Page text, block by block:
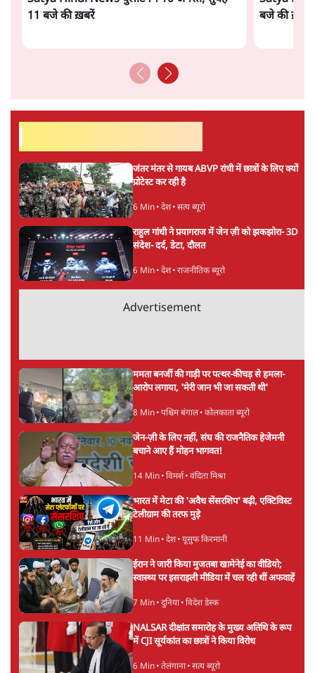
11 बजे की ख़बरें
बजे की ख़बरें
जंतर मंतर से गायब ABVP रांची में छात्रों के लिए क्यों
प्रोटेस्ट कर रही है
6 Min• देश• सत्य ब्यूरो
राहुल गांधी ने प्रयागराज में जेन ज़ी को झकझोरा- 3D
संदेश- दर्द, डेटा, दौलत
6 Min• देश• राजनीतिक ब्यूरो
Advertisement
ममता बनर्जी की गाड़ी पर पत्थर-कीचड़ से हमला-
आरोप लगाया, 'मेरी जान भी जा सकती थी'
8 Min• पश्चिम बंगाल• कोलकाता ब्यूरो
जेन-ज़ी के लिए नहीं, संघ की राजनैतिक हेजेमनी
बचाने आए हैं मोहन भागवत!
14 Min• विमर्श• वंदिता मिश्रा
भारत में मेटा की 'अवैध सेंसरशिप' बढ़ी, एक्टिविस्ट
टेलीग्राम की तरफ मुड़े
11 Min• देश• यूसुफ किरमानी
ईरान ने जारी किया मुजतबा खामेनेई का वीडियो;
स्वास्थ्य पर इसराइली मीडिया में चल रही थीं अफवाहें
7 Min• दुनिया• विदेश डेस्क
NALSAR दीक्षांत समारोह के मुख्य अतिथि के रूप
में CJI सूर्यकांत का छात्रों ने किया विरोध
6 Min• तेलंगाना• सत्य ब्यूरो